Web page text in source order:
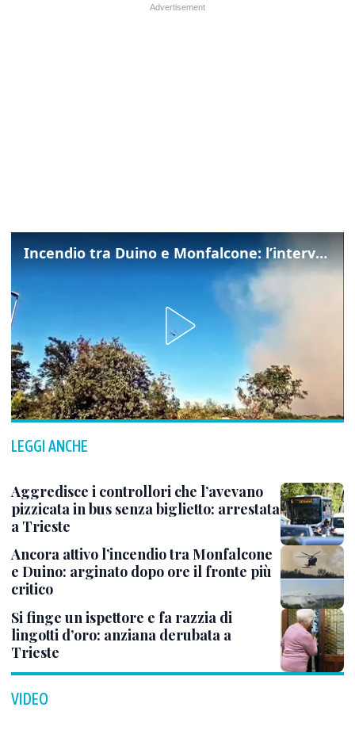
Incendio tra Duino e Monfalcone: l’intervento dei vigili del fuoco
LEGGI ANCHE
Aggredisce i controllori che l’avevano
pizzicata in bus senza biglietto: arrestata
a Trieste
Ancora attivo l’incendio tra Monfalcone
e Duino: arginato dopo ore il fronte più
critico
Si finge un ispettore e fa razzia di
lingotti d’oro: anziana derubata a
Trieste
VIDEO